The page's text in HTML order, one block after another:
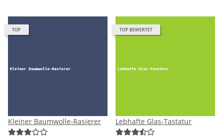
TOP
Kleiner Baumwolle-Rasierer
TOP BEWERTET
Lebhafte Glas-Tastatur